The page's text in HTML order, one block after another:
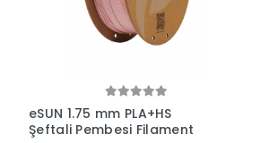
eSUN 1.75 mm PLA+HS
Şeftali Pembesi Filament